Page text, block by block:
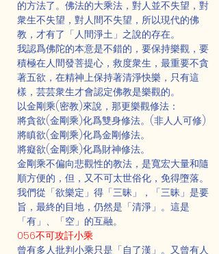
的方法了。佛法的大乘法，對人並不失望，對
衆生不失望，對人間不失望，所以現代的佛
教，才有了「人間淨土」之說的存在。
我認爲佛陀的本意是不錯的，要保持樂觀，要
積極在人間發菩提心，救度衆生，最重要不貪
著五欲，在精神上保持著清淨快樂，只有這
樣，芸芸衆生才會認定佛教是樂觀的。
以金剛乘(密教)來說，那更樂觀修法：
將貪欲(金剛乘)化爲雙身修法。(非人人可修)
將瞋欲(金剛乘)化爲金剛修法。
將癡欲(金剛乘)化爲財神修法。
金剛乘不偏向悲觀性的教法，是寬宏大量和隨
順方便的，但，又不可太世俗化，免得墮落。
我們從「欲樂定」得「三昧」，「三昧」是要
旨，最終的目地，仍然是「清淨」。這是
「有」、「空」的互融。
056不可攻訐小乘
曾有多人批判小乘只是「自了漢」。又曾有人